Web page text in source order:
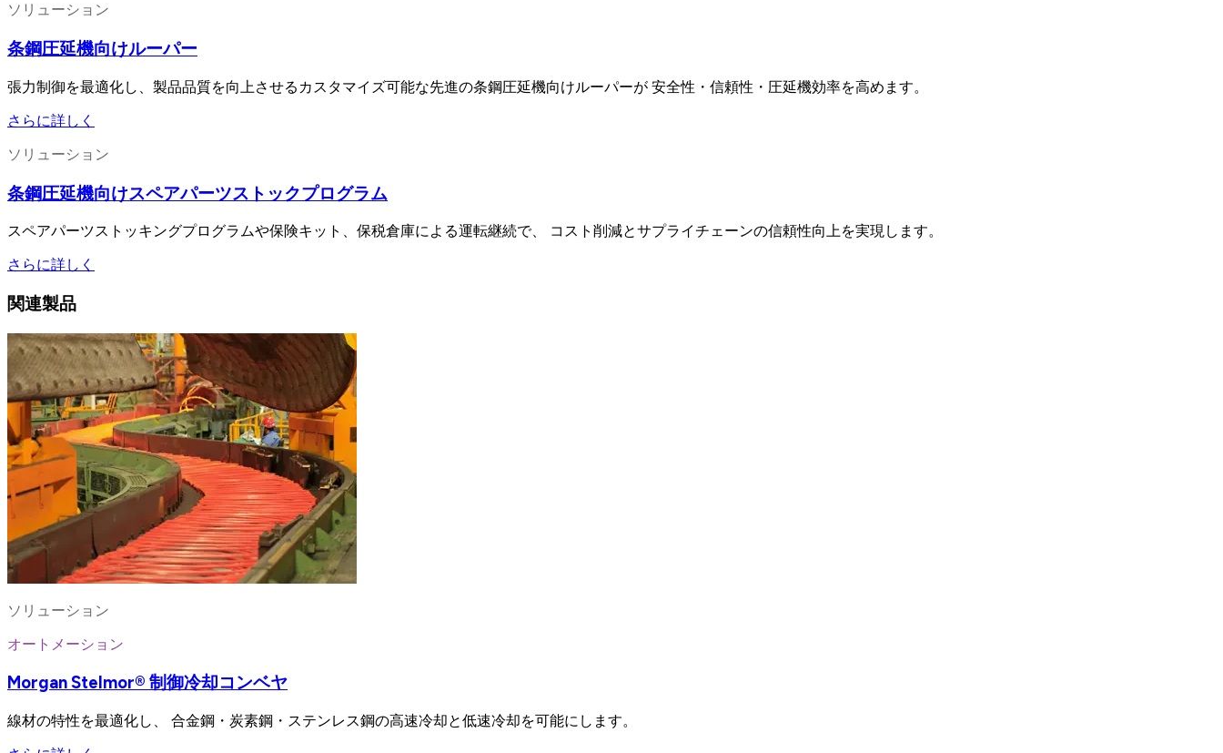
ソリューション
条鋼圧延機向けルーパー
張力制御を最適化し、製品品質を向上させるカスタマイズ可能な先進の条鋼圧延機向けルーパーが 安全性・信頼性・圧延機効率を高めます。
さらに詳しく
ソリューション
条鋼圧延機向けスペアパーツストックプログラム
スペアパーツストッキングプログラムや保険キット、保税倉庫による運転継続で、 コスト削減とサプライチェーンの信頼性向上を実現します。
さらに詳しく
関連製品
ソリューション
オートメーション
Morgan Stelmor® 制御冷却コンベヤ
線材の特性を最適化し、 合金鋼・炭素鋼・ステンレス鋼の高速冷却と低速冷却を可能にします。